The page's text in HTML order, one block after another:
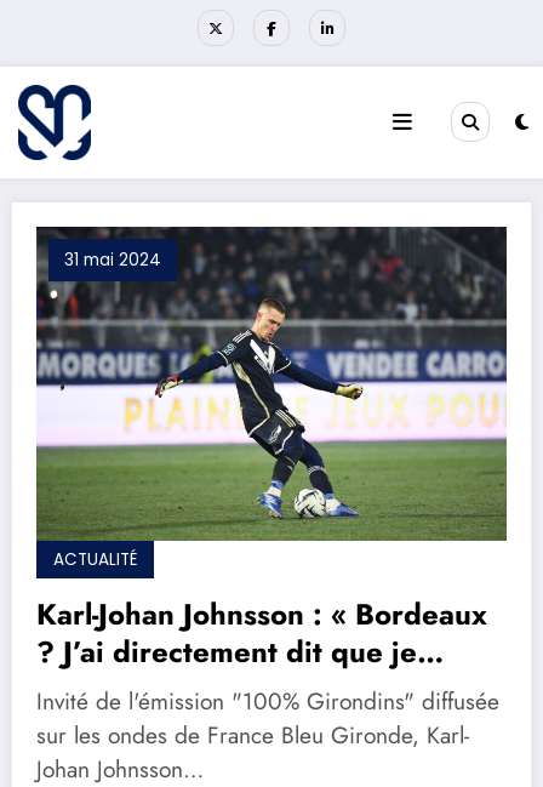
31 mai 2024
ACTUALITÉ
Karl-Johan Johnsson : « Bordeaux
? J’ai directement dit que je
voulais y aller »
Invité de l'émission "100% Girondins" diffusée
sur les ondes de France Bleu Gironde, Karl-
Johan Johnsson…